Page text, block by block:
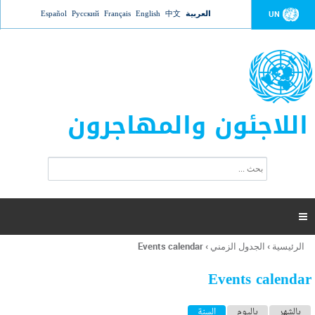
Jump to navigation UN العربية 中文
English
Français
Русский
Español
اللاجئون والمهاجرون
ت
ر
ل
ح
ب

أنت
هنا
الرئيسية › الجدول الزمني ›
Events calendar
Events calendar